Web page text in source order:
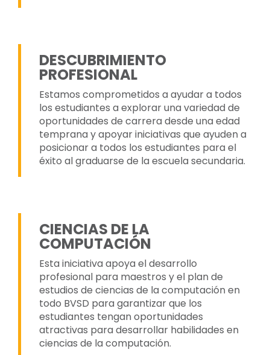
DESCUBRIMIENTO
PROFESIONAL
Estamos comprometidos a ayudar a todos
los estudiantes a explorar una variedad de
oportunidades de carrera desde una edad
temprana y apoyar iniciativas que ayuden a
posicionar a todos los estudiantes para el
éxito al graduarse de la escuela secundaria.
CIENCIAS DE LA
COMPUTACIÓN
Esta iniciativa apoya el desarrollo
profesional para maestros y el plan de
estudios de ciencias de la computación en
todo BVSD para garantizar que los
estudiantes tengan oportunidades
atractivas para desarrollar habilidades en
ciencias de la computación.